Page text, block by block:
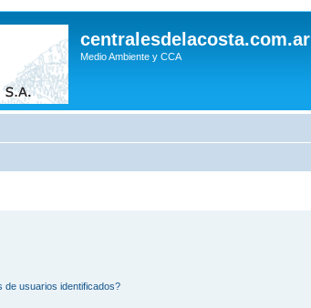
centralesdelacosta.com.ar
Medio Ambiente y CCA
de usuarios identificados?